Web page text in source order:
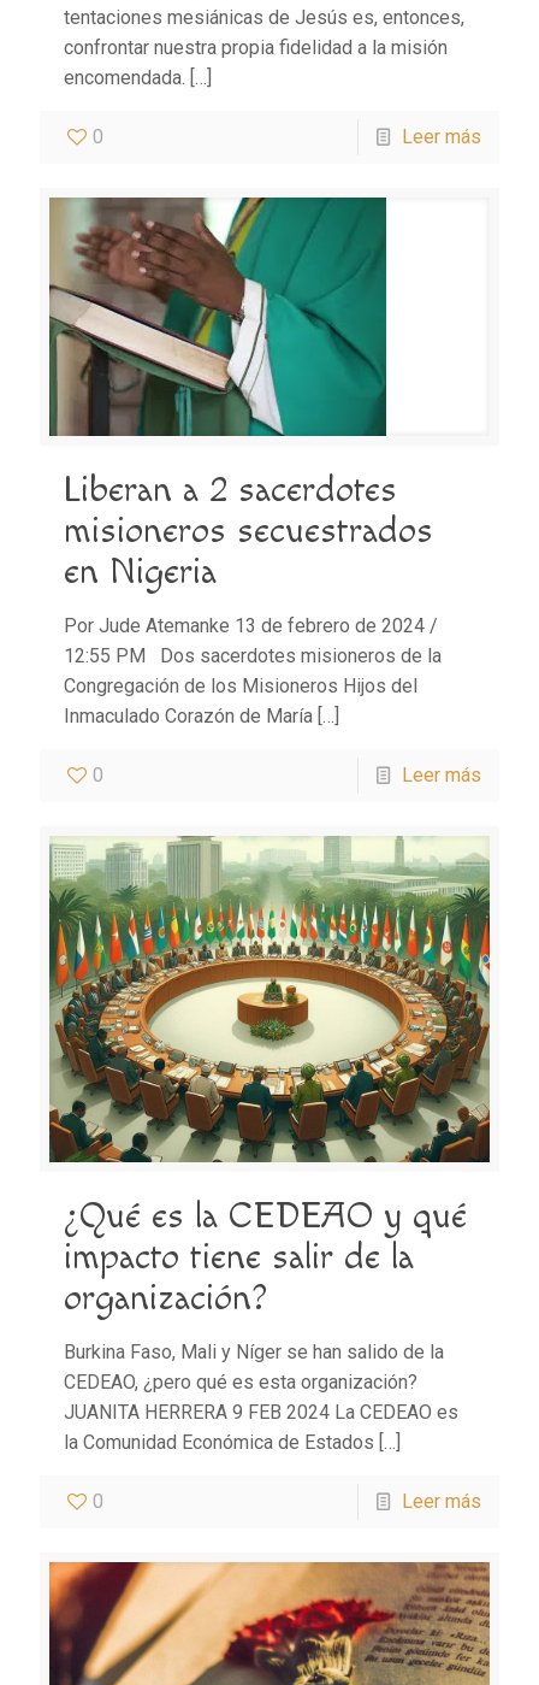
tentaciones mesiánicas de Jesús es, entonces,
confrontar nuestra propia fidelidad a la misión
encomendada. […]
0 Leer más
Liberan a 2 sacerdotes
misioneros secuestrados
en Nigeria
Por Jude Atemanke 13 de febrero de 2024 /
12:55 PM Dos sacerdotes misioneros de la
Congregación de los Misioneros Hijos del
Inmaculado Corazón de María […]
0 Leer más
¿Qué es la CEDEAO y qué
impacto tiene salir de la
organización?
Burkina Faso, Mali y Níger se han salido de la
CEDEAO, ¿pero qué es esta organización?
JUANITA HERRERA 9 FEB 2024 La CEDEAO es
la Comunidad Económica de Estados […]
0 Leer más